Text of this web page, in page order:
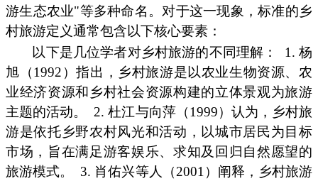
游生态农业"等多种命名。对于这一现象，标准的乡
村旅游定义通常包含以下核心要素：
以下是几位学者对乡村旅游的不同理解：
1. 杨
旭（1992）指出，乡村旅游是以农业生物资源、农
业经济资源和乡村社会资源构建的立体景观为旅游
主题的活动。
2. 杜江与向萍（1999）认为，乡村旅
游是依托乡野农村风光和活动，以城市居民为目标
市场，旨在满足游客娱乐、求知及回归自然愿望的
旅游模式。
3. 肖佑兴等人（2001）阐释，乡村旅游